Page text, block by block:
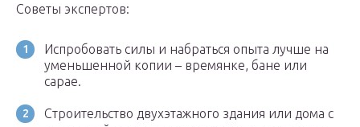
Советы экспертов:
Испробовать силы и набраться опыта лучше на
уменьшенной копии – времянке, бане или
сарае.
Строительство двухэтажного здания или дома с